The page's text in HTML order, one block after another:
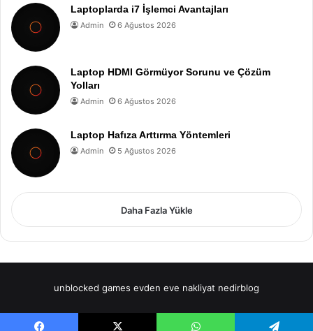
Laptoplarda i7 İşlemci Avantajları
Admin 6 Ağustos 2026
Laptop HDMI Görmüyor Sorunu ve Çözüm
Yolları
Admin 6 Ağustos 2026
Laptop Hafıza Arttırma Yöntemleri
Admin 5 Ağustos 2026
Daha Fazla Yükle
unblocked games evden eve nakliyat nedirblog